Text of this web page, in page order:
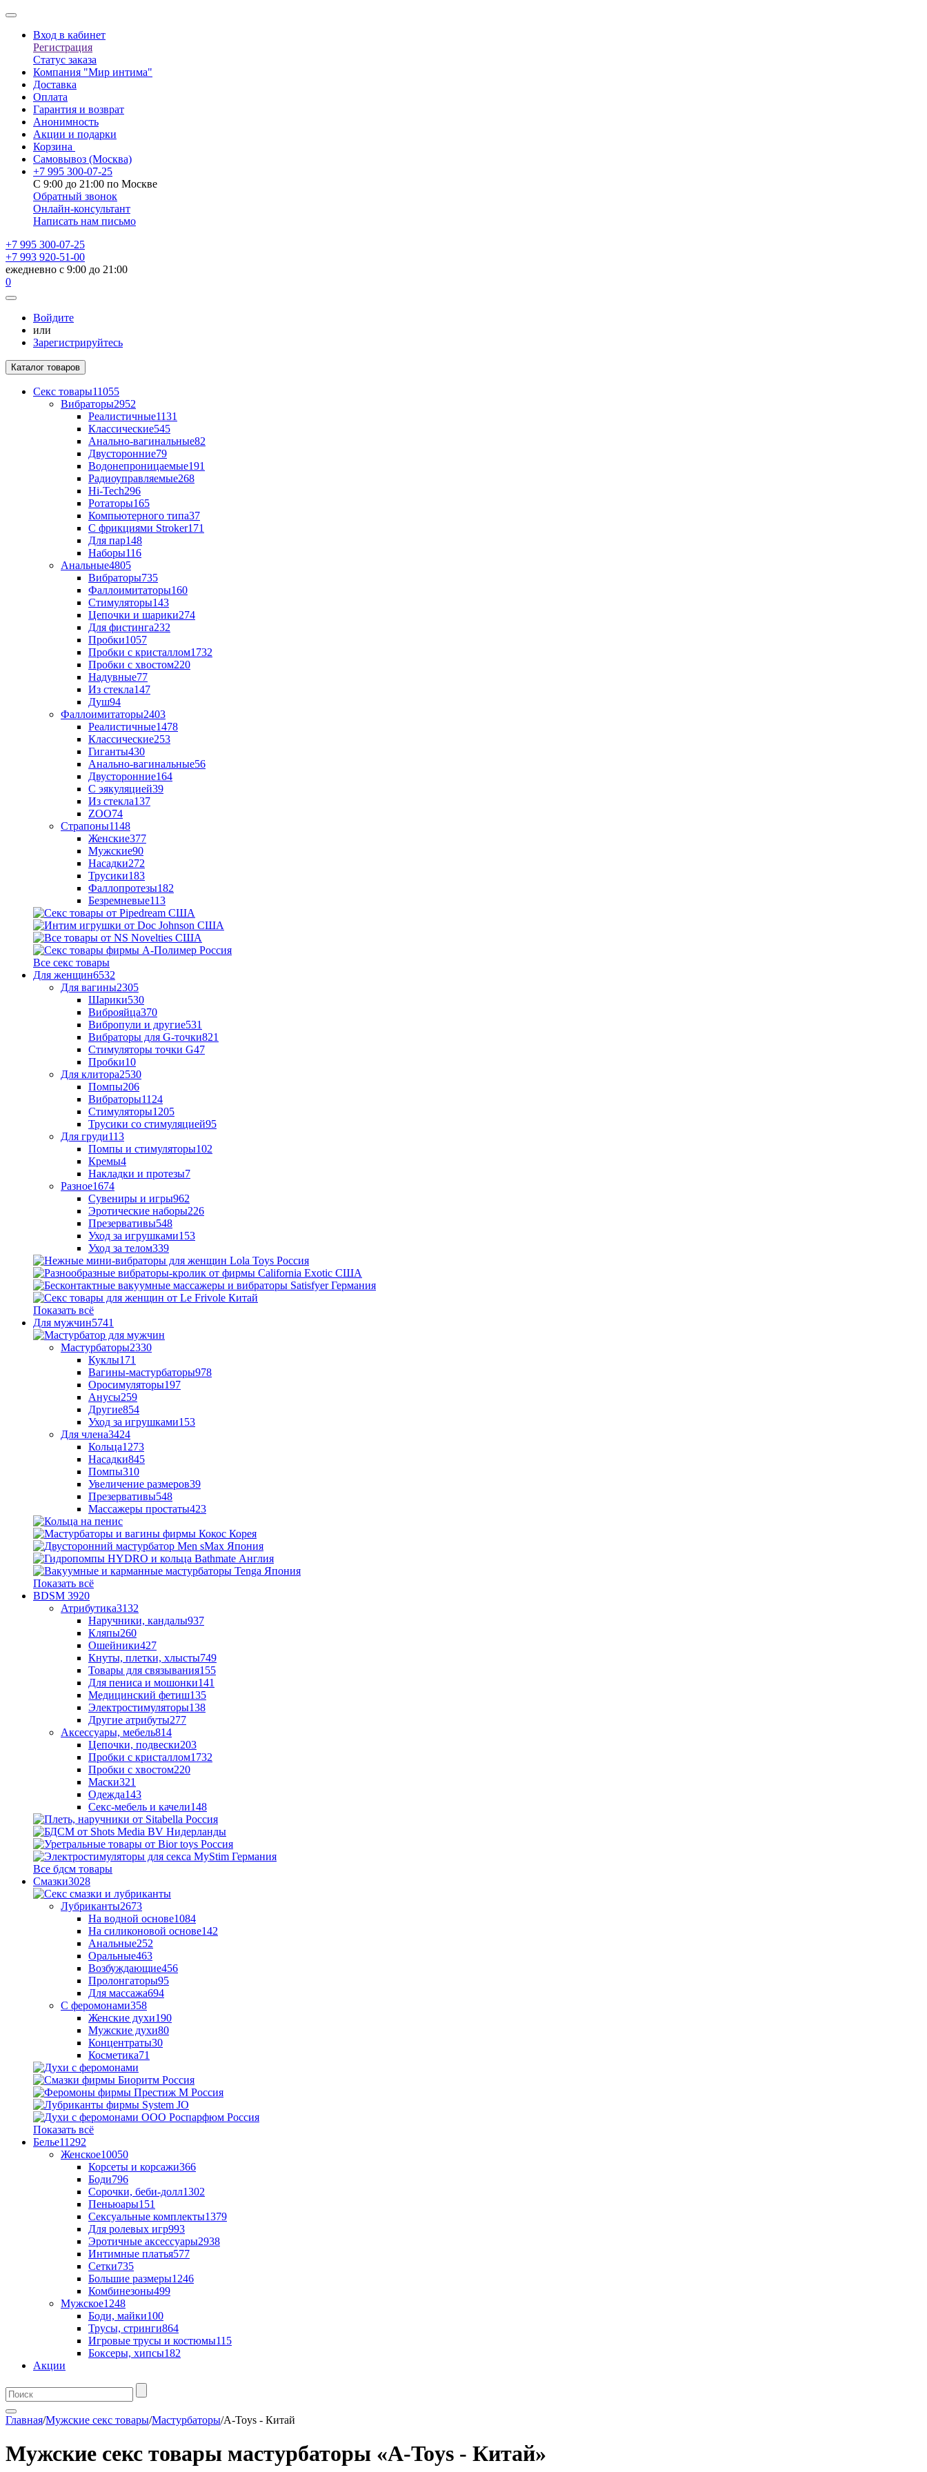
Вход в кабинет
Регистрация
Статус заказа
Компания "Мир интима"
Доставка
Оплата
Гарантия и возврат
Анонимность
Акции и подарки
Корзина
Самовывоз (Москва)
+7 995 300-07-25
С 9:00 до 21:00 по Москве
Обратный звонок
Онлайн-консультант
Написать нам письмо
+7 995 300-07-25
+7 993 920-51-00
ежедневно с 9:00 до 21:00
0
Войдите
или
Зарегистрируйтесь
Каталог товаров
Секс товары11055
Вибраторы2952
Реалистичные1131
Классические545
Анально-вагинальные82
Двусторонние79
Водонепроницаемые191
Радиоуправляемые268
Hi-Tech296
Ротаторы165
Компьютерного типа37
С фрикциями Stroker171
Для пар148
Наборы116
Анальные4805
Вибраторы735
Фаллоимитаторы160
Стимуляторы143
Цепочки и шарики274
Для фистинга232
Пробки1057
Пробки с кристаллом1732
Пробки с хвостом220
Надувные77
Из стекла147
Душ94
Фаллоимитаторы2403
Реалистичные1478
Классические253
Гиганты430
Анально-вагинальные56
Двусторонние164
С эякуляцией39
Из стекла137
ZOO74
Страпоны1148
Женские377
Мужские90
Насадки272
Трусики183
Фаллопротезы182
Безремневые113
Все секс товары
Для женщин6532
Для вагины2305
Шарики530
Виброяйца370
Вибропули и другие531
Вибраторы для G-точки821
Стимуляторы точки G47
Пробки10
Для клитора2530
Помпы206
Вибраторы1124
Стимуляторы1205
Трусики со стимуляцией95
Для груди113
Помпы и стимуляторы102
Кремы4
Накладки и протезы7
Разное1674
Сувениры и игры962
Эротические наборы226
Презервативы548
Уход за игрушками153
Уход за телом339
Показать всё
Для мужчин5741
Мастурбаторы2330
Куклы171
Вагины-мастурбаторы978
Оросимуляторы197
Анусы259
Другие854
Уход за игрушками153
Для члена3424
Кольца1273
Насадки845
Помпы310
Увеличение размеров39
Презервативы548
Массажеры простаты423
Показать всё
BDSM 3920
Атрибутика3132
Наручники, кандалы937
Кляпы260
Ошейники427
Кнуты, плетки, хлысты749
Товары для связывания155
Для пениса и мошонки141
Медицинский фетиш135
Электростимуляторы138
Другие атрибуты277
Аксессуары, мебель814
Цепочки, подвески203
Пробки с кристаллом1732
Пробки с хвостом220
Маски321
Одежда143
Секс-мебель и качели148
Все бдсм товары
Смазки3028
Лубриканты2673
На водной основе1084
На силиконовой основе142
Анальные252
Оральные463
Возбуждающие456
Пролонгаторы95
Для массажа694
С феромонами358
Женские духи190
Мужские духи80
Концентраты30
Косметика71
Показать всё
Белье11292
Женское10050
Корсеты и корсажи366
Боди796
Сорочки, беби-долл1302
Пеньюары151
Сексуальные комплекты1379
Для ролевых игр993
Эротичные аксессуары2938
Интимные платья577
Сетки735
Большие размеры1246
Комбинезоны499
Мужское1248
Боди, майки100
Трусы, стринги864
Игровые трусы и костюмы115
Боксеры, хипсы182
Акции
Главная/Мужские секс товары/Мастурбаторы/A-Toys - Китай
Мужские секс товары мастурбаторы «A-Toys - Китай»